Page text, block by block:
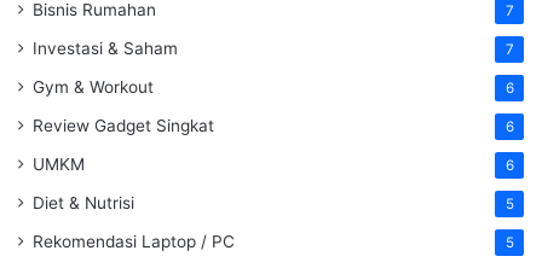
Bisnis Rumahan 7
Investasi & Saham 7
Gym & Workout 6
Review Gadget Singkat 6
UMKM 6
Diet & Nutrisi 5
Rekomendasi Laptop / PC 5